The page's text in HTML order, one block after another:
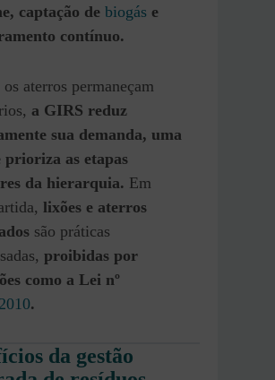
captação de biogás e
contínuo.
aterros permaneçam
a GIRS reduz
sua demanda, uma
prioriza as etapas
da hierarquia. Em
lixões e aterros
são práticas
proibidas por
como a Lei nº
.
da gestão